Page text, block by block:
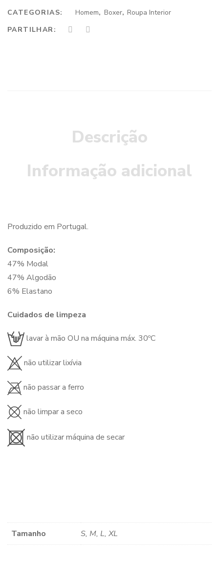
CATEGORIAS:
Homem, Boxer,Roupa Interior
PARTILHAR:
Descrição
Informação adicional
Produzido em Portugal.
Composição:
47% Modal
47% Algodão
6% Elastano
Cuidados de limpeza
lavar à mão OU na máquina máx. 30ºC
não utilizar lixívia
não passar a ferro
não limpar a seco
não utilizar máquina de secar
Tamanho S, M, L, XL